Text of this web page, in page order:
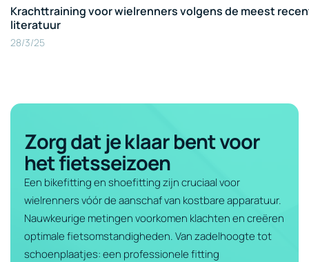
Krachttraining voor wielrenners volgens de meest
literatuur
28/3/25
Zorg dat je klaar bent voor
het fietsseizoen
Een bikefitting en shoefitting zijn cruciaal voor
wielrenners vóór de aanschaf van kostbare apparatuur.
Nauwkeurige metingen voorkomen klachten en creëren
optimale fietsomstandigheden. Van zadelhoogte tot
schoenplaatjes: een professionele fitting